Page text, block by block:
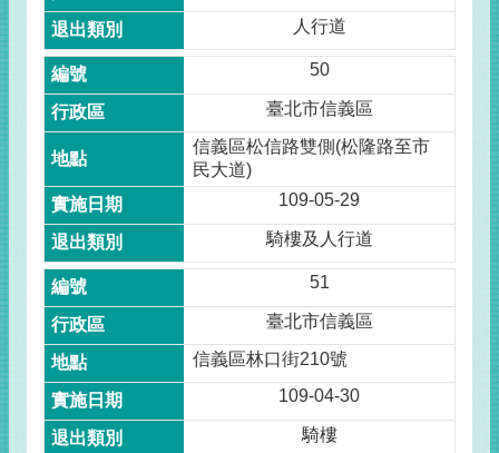
人行道
50
臺北市信義區
信義區松信路雙側(松隆路至市
民大道)
109-05-29
騎樓及人行道
51
臺北市信義區
信義區林口街210號
109-04-30
騎樓